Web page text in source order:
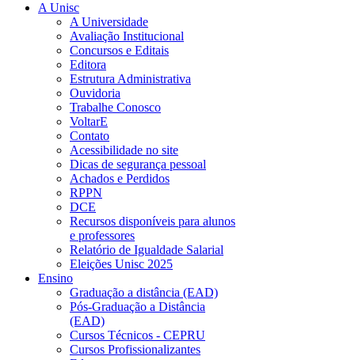
A Unisc
A Universidade
Avaliação Institucional
Concursos e Editais
Editora
Estrutura Administrativa
Ouvidoria
Trabalhe Conosco
VoltarE
Contato
Acessibilidade no site
Dicas de segurança pessoal
Achados e Perdidos
RPPN
DCE
Recursos disponíveis para alunos
e professores
Relatório de Igualdade Salarial
Eleições Unisc 2025
Ensino
Graduação a distância (EAD)
Pós-Graduação a Distância
(EAD)
Cursos Técnicos - CEPRU
Cursos Profissionalizantes